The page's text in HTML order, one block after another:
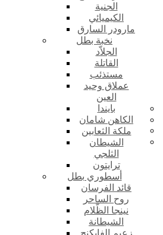
الجنية
الكيميائي
مارودر السارق
نخبة بطل
الجلاّد
القاتلة
مستذئب
عملاق وحيد
العين
بايندا
الكاهن شامان
ملكة الثعابين
الشيطان
الثلجي
ترايتون
أسطوري بطل
قائد الفرسان
روح الساحر
نينجا الظّلام
الشيطانة